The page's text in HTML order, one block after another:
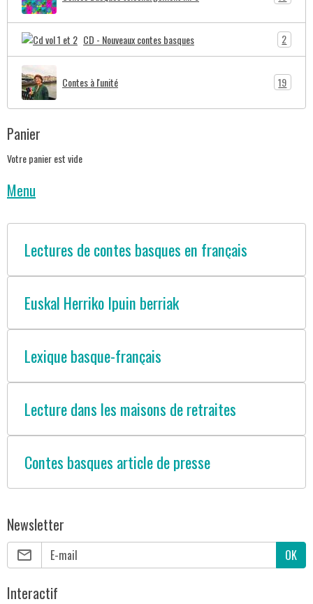
CD - Nouveaux contes basques 2
Contes à l'unité 19
Panier
Votre panier est vide
Menu
Lectures de contes basques en français
Euskal Herriko Ipuin berriak
Lexique basque-français
Lecture dans les maisons de retraites
Contes basques article de presse
Newsletter
OK
Interactif